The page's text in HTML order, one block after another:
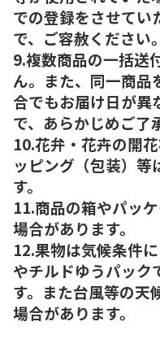
での登録をさせてい
で、ご容赦ください。
9.複数商品の一括送
ん。また、同一商品
合でもお届け日が異
で、あらかじめご了
10.花弁・花卉の開
ッピング（包装）等
す。
11.商品の箱やパッ
場合があります。
12.果物は気候条件
やチルドゆうパック
す。また台風等の天
場合があります。